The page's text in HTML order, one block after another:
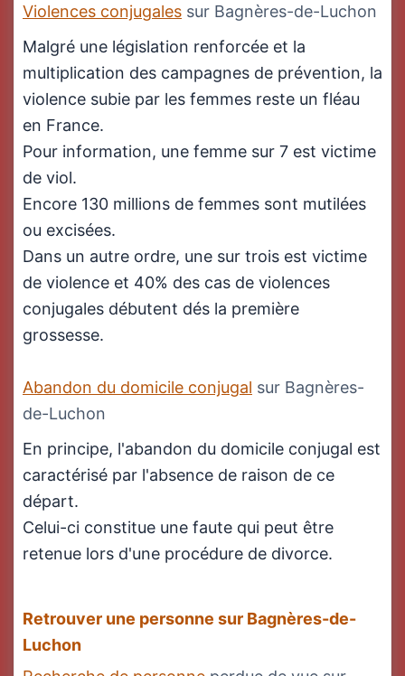
Violences conjugales sur Bagnères-de-Luchon
Malgré une législation renforcée et la
multiplication des campagnes de prévention, la
violence subie par les femmes reste un fléau
en France.
Pour information, une femme sur 7 est victime
de viol.
Encore 130 millions de femmes sont mutilées
ou excisées.
Dans un autre ordre, une sur trois est victime
de violence et 40% des cas de violences
conjugales débutent dés la première
grossesse.
Abandon du domicile conjugal sur Bagnères-
de-Luchon
En principe, l'abandon du domicile conjugal est
caractérisé par l'absence de raison de ce
départ.
Celui-ci constitue une faute qui peut être
retenue lors d'une procédure de divorce.
Retrouver une personne sur Bagnères-de-
Luchon